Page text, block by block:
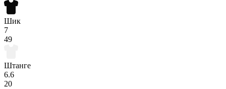
Шик
7
49
Штанге
6.6
20